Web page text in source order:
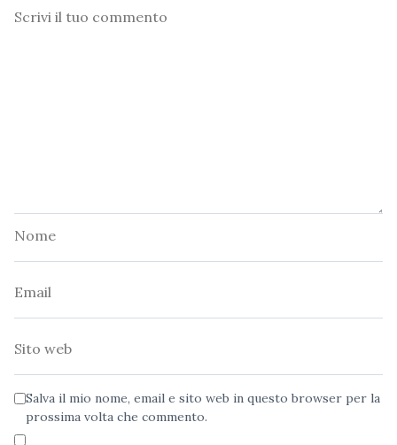
Commento
Salva il mio nome, email e sito web in questo browser per la
prossima volta che commento.